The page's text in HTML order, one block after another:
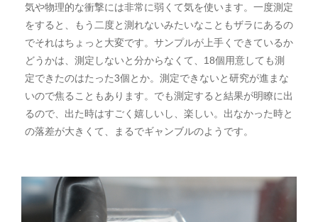
気や物理的な衝撃には非常に弱くて気を使います。一度測定
をすると、もう二度と測れないみたいなこともザラにあるの
でそれはちょっと大変です。サンプルが上手くできているか
どうかは、測定しないと分からなくて、18個用意しても測
定できたのはたった3個とか。測定できないと研究が進まな
いので焦ることもあります。でも測定すると結果が明瞭に出
るので、出た時はすごく嬉しいし、楽しい。出なかった時と
の落差が大きくて、まるでギャンブルのようです。